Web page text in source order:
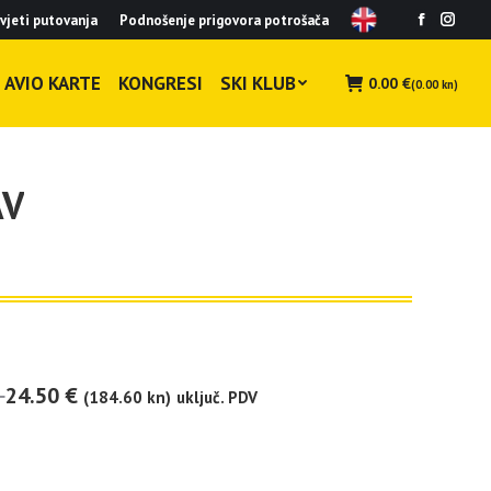
putovanja Podnošenje prigovora potrošača
Facebook
in
in
AVIO KARTE KONGRESI SKI KLUB 0.00 €(0.00 kn)
24.50€ (184.60 kn) uključ. PDV